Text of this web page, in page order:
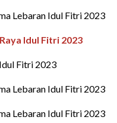
Lebaran Idul Fitri 2023
Idul Fitri 2023
Fitri 2023
Lebaran Idul Fitri 2023
Lebaran Idul Fitri 2023